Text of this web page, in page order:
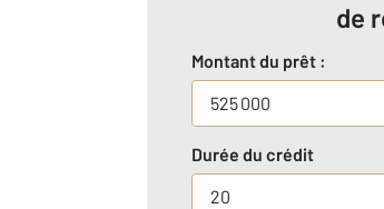
de
Montant du prêt :
Durée du crédit